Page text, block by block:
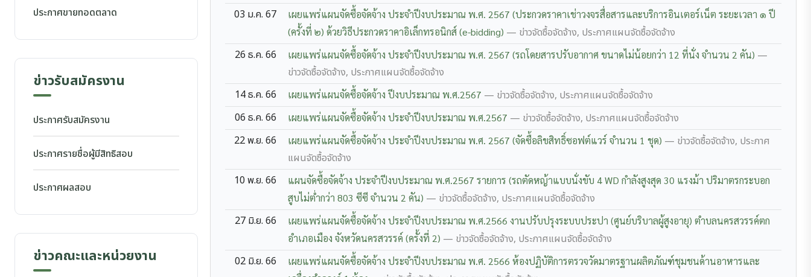
03 ม.ค. 67
เผยแพร่แผนจัดซื้อจัดจ้าง ประจำปีงบประมาณ พ.ศ. 2567 (ประกวดราคาเช่าวงจรสื่อสารและบริการอินเตอร์เน็ต ระยะเวลา ๑ ปี
(ครั้งที่ ๒) ด้วยวิธีประกวดราคาอิเล็กทรอนิกส์ (e-bidding) — ข่าวจัดซื้อจัดจ้าง, ประกาศแผนจัดซื้อจัดจ้าง
26 ธ.ค. 66
เผยแพร่แผนจัดซื้อจัดจ้าง ประจำปีงบประมาณ พ.ศ. 2567 (รถโดยสารปรับอากาศ ขนาดไม่น้อยกว่า 12 ที่นั่ง จำนวน 2 คัน) —
ข่าวจัดซื้อจัดจ้าง, ประกาศแผนจัดซื้อจัดจ้าง
14 ธ.ค. 66
เผยแพร่แผนจัดซื้อจัดจ้าง ปีงบประมาณ พ.ศ.2567 — ข่าวจัดซื้อจัดจ้าง, ประกาศแผนจัดซื้อจัดจ้าง
06 ธ.ค. 66
เผยแพร่แผนจัดซื้อจัดจ้าง ประจำปีงบประมาณ พ.ศ.2567 — ข่าวจัดซื้อจัดจ้าง, ประกาศแผนจัดซื้อจัดจ้าง
22 พ.ย. 66
เผยแพร่แผนจัดซื้อจัดจ้าง ประจำปีงบประมาณ พ.ศ. 2567 (จัดซื้อลิขสิทธิ์ซอฟต์แวร์ จำนวน 1 ชุด) — ข่าวจัดซื้อจัดจ้าง, ประกาศ
แผนจัดซื้อจัดจ้าง
10 พ.ย. 66
แผนจัดซื้อจัดจ้าง ประจำปีงบประมาณ พ.ศ.2567 รายการ (รถตัดหญ้าแบบนั่งขับ 4 WD กำลังสูงสุด 30 แรงม้า ปริมาตรกระบอก
สูบไม่ต่ำกว่า 803 ซีซี จำนวน 2 คัน) — ข่าวจัดซื้อจัดจ้าง, ประกาศแผนจัดซื้อจัดจ้าง
27 มิ.ย. 66
เผยแพร่แผนจัดซื้อจัดจ้าง ประจำปีงบประมาณ พ.ศ.2566 งานปรับปรุงระบบประปา (ศูนย์บริบาลผู้สูงอายุ) ตำบลนครสวรรค์ตก
อำเภอเมือง จังหวัดนครสวรรค์ (ครั้งที่ 2) — ข่าวจัดซื้อจัดจ้าง, ประกาศแผนจัดซื้อจัดจ้าง
02 มิ.ย. 66
เผยแพร่แผนจัดซื้อจัดจ้าง ประจำปีงบประมาณ พ.ศ. 2566 ห้องปฏิบัติการตรวจวัดมาตรฐานผลิตภัณฑ์ชุมชนด้านอาหารและ
ประกาศขายทอดตลาด
ข่าวรับสมัครงาน
ประกาศรับสมัครงาน
ประกาศรายชื่อผู้มีสิทธิสอบ
ประกาศผลสอบ
ข่าวคณะและหน่วยงาน